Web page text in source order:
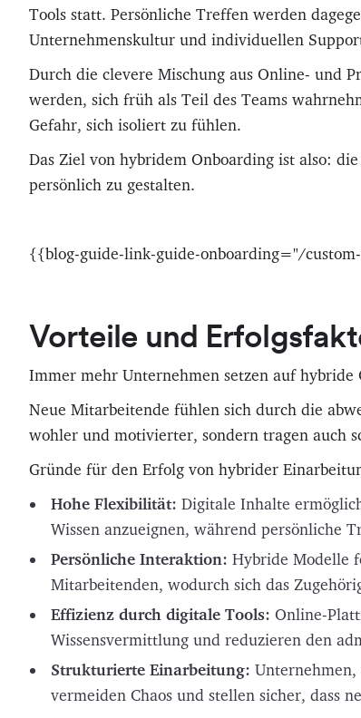
Tools statt. Persönliche Treffen werden
Unternehmenskultur und individuellen
Durch die clevere Mischung aus Online- und
werden, sich früh als Teil des Teams
Gefahr, sich isoliert zu fühlen.
Das Ziel von hybridem Onboarding ist also:
persönlich zu gestalten.
{{blog-guide-link-guide-onboarding="/
Vorteile und
Immer mehr Unternehmen setzen auf
Neue Mitarbeitende fühlen sich durch die
wohler und motivierter, sondern tragen auch
Gründe für den Erfolg von hybrider
Hohe Flexibilität:Digitale Inhalte
Wissen anzueignen, während persönliche
Persönliche Interaktion: Hybride Modelle
Mitarbeitenden, wodurch sich das
Effizienz durch digitale Tools:Online-
Wissensvermittlung und reduzieren den
Strukturierte Einarbeitung:
vermeiden Chaos und stellen sicher, dass